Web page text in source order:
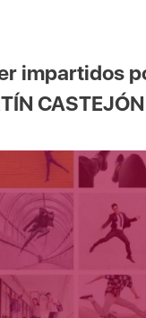
impartidos
CASTEJÓN